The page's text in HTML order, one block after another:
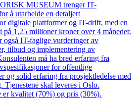
MUSEUM trenger IT-
å utarbeide en detaljert
digitale plattformer og IT-drift, med en
på 1,25 millioner kroner over 4 måneder.
også IT-faglige vurderinger av
tilbud og implementering av
må ha bred erfaring fra
for offentlige
og solid erfaring fra prosjektledelse med
Tjenestene skal leveres i Oslo.
er kvalitet (70%) og pris (30%).